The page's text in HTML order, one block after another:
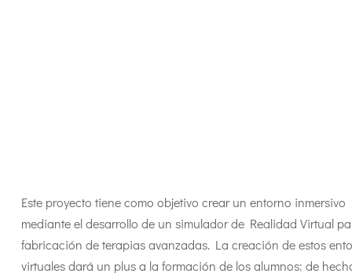
Este proyecto tiene como objetivo crear un entorno inmersivo
mediante el desarrollo de un simulador de Realidad Virtual
fabricación de terapias avanzadas. La creación de estos
virtuales dará un plus a la formación de los alumnos: de